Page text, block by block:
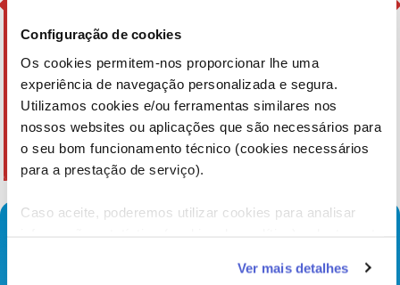
Configuração de cookies
Os cookies permitem-nos proporcionar lhe uma
experiência de navegação personalizada e segura.
Utilizamos cookies e/ou ferramentas similares nos
nossos websites ou aplicações que são necessários para
o seu bom funcionamento técnico (cookies necessários
para a prestação de serviço).
Caso aceite, poderemos utilizar cookies para analisar
funcionalidades (cookies de personalização e
Ver mais detalhes